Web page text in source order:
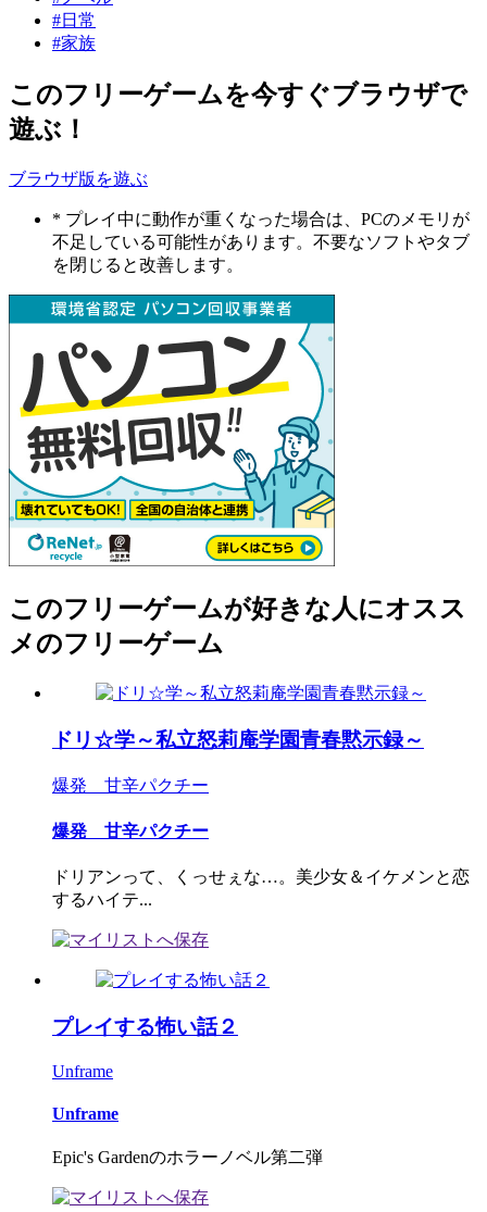
#日常
#家族
このフリーゲームを今すぐブラウザで
遊ぶ！
ブラウザ版を遊ぶ
* プレイ中に動作が重くなった場合は、PCのメモリが
不足している可能性があります。不要なソフトやタブ
を閉じると改善します。
このフリーゲームが好きな人にオスス
メのフリーゲーム
ドリ☆学～私立怒莉庵学園青春黙示録～
爆発 甘辛パクチー
爆発 甘辛パクチー
ドリアンって、くっせぇな…。美少女＆イケメンと恋
するハイテ...
プレイする怖い話２
Unframe
Unframe
Epic's Gardenのホラーノベル第二弾